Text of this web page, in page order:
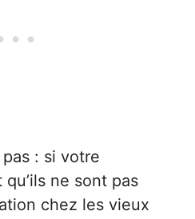
: si votre
ne sont pas
chez les vieux